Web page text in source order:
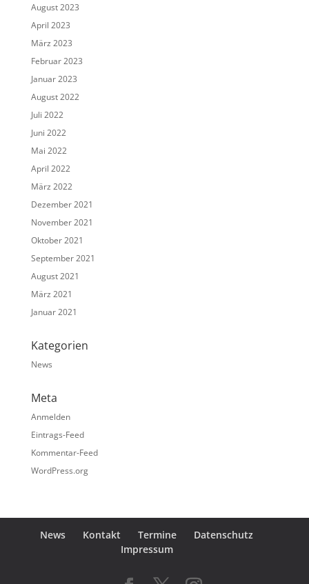
August 2023
April 2023
März 2023
Februar 2023
Januar 2023
August 2022
Juli 2022
Juni 2022
Mai 2022
April 2022
März 2022
Dezember 2021
November 2021
Oktober 2021
September 2021
August 2021
März 2021
Januar 2021
Kategorien
News
Meta
Anmelden
Eintrags-Feed
Kommentar-Feed
WordPress.org
News Kontakt Termine
Datenschutz
Impressum